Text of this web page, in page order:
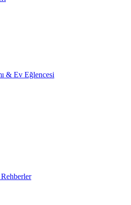
& Ev Eğlencesi
Rehberler